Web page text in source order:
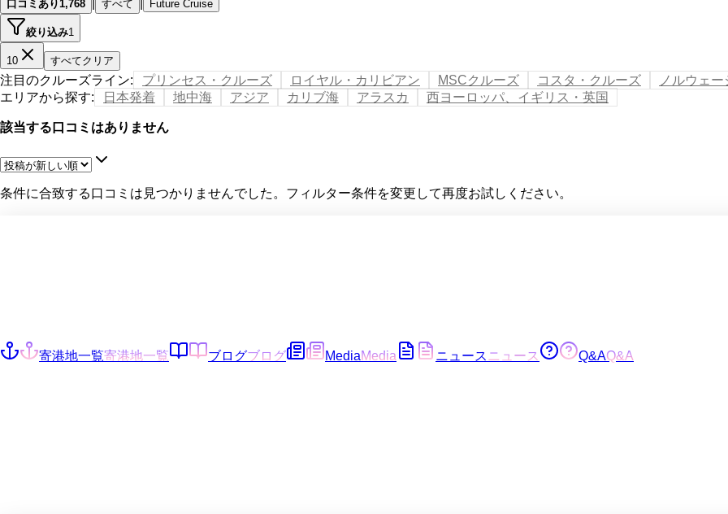
口コミあり1,768 すべて Future Cruise
絞り込み1
10 すべてクリア
注目のクルーズライン: プリンセス・クルーズ ロイヤル・カリビアン MSCクルーズ コスタ・クルーズ ノルウェ
エリアから探す: 日本発着 地中海 アジア カリブ海 アラスカ 西ヨーロッパ、イギリス・英国
該当する口コミはありません
条件に合致する口コミは見つかりませんでした。フィルター条件を変更して再度お試しください。
寄港地一覧寄港地一覧 ブログブログ MediaMedia ニュース ニュース Q&AQ&A